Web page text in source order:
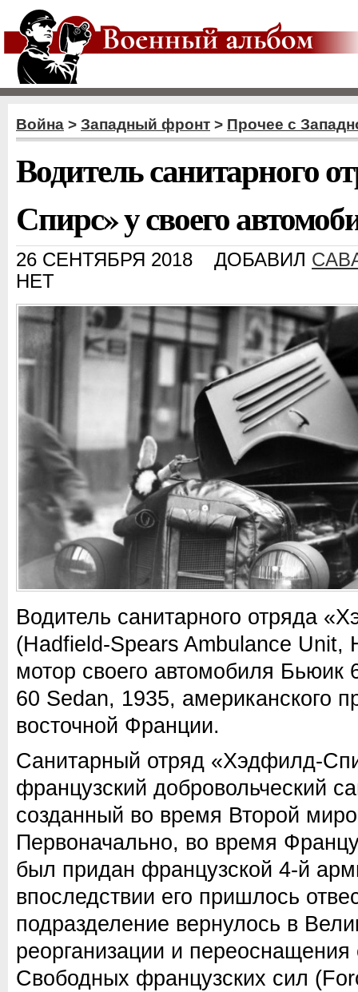
Война > Западный фронт > Прочее с
Водитель санитарного
Спирс» у своего
26 СЕНТЯБРЯ 2018 ДОБАВИЛ
НЕТ
Водитель санитарного отряда
(Hadfield-Spears Ambulance Unit,
мотор своего автомобиля Бьюик
60 Sedan, 1935, американского
восточной Франции.
Санитарный отряд «Хэдфилд-
французский добровольческий
созданный во время Второй
Первоначально, во время
был придан французской 4-й
впоследствии его пришлось
подразделение вернулось в
реорганизации и переоснащения
Свободных французских сил